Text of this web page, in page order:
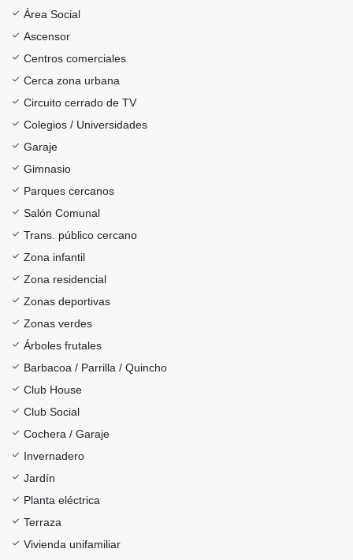
Área Social
Ascensor
Centros comerciales
Cerca zona urbana
Circuito cerrado de TV
Colegios / Universidades
Garaje
Gimnasio
Parques cercanos
Salón Comunal
Trans. público cercano
Zona infantil
Zona residencial
Zonas deportivas
Zonas verdes
Árboles frutales
Barbacoa / Parrilla / Quincho
Club House
Club Social
Cochera / Garaje
Invernadero
Jardín
Planta eléctrica
Terraza
Vivienda unifamiliar